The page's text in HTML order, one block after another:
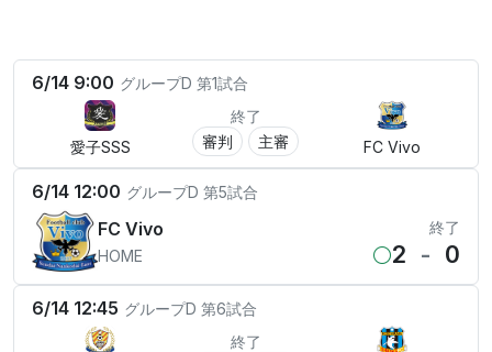
6/14 9:00 グループD 第1試合
愛子SSS
終了
審判
主審 FC Vivo
6/14 12:00 グループD 第5試合
FC Vivo
HOME
終了
2 - 0
6/14 12:45 グループD 第6試合
終了